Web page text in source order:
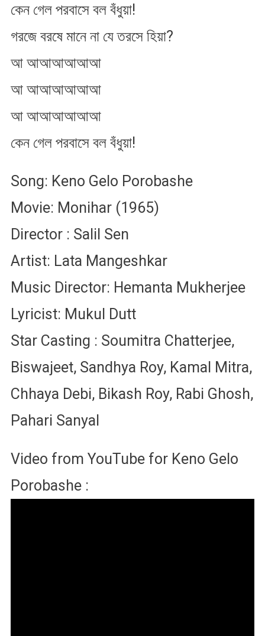
কেন গেল পরবাসে বল বঁধুয়া!
গরজে বরষে মানে না যে তরসে হিয়া?
আ আআআআআআ
আ আআআআআআ
আ আআআআআআ
কেন গেল পরবাসে বল বঁধুয়া!
Song: Keno Gelo Porobashe
Movie: Monihar (1965)
Director : Salil Sen
Artist: Lata Mangeshkar
Music Director: Hemanta Mukherjee
Lyricist: Mukul Dutt
Star Casting : Soumitra Chatterjee,
Biswajeet, Sandhya Roy, Kamal Mitra,
Chhaya Debi, Bikash Roy, Rabi Ghosh,
Pahari Sanyal
Video from YouTube for Keno Gelo
Porobashe :